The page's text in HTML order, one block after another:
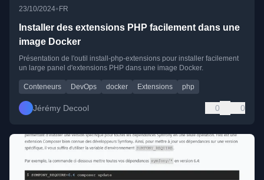
23/10/2024•FR
Installer des extensions PHP facilement dans une
image Docker
Présentation de l'outil install-php-extensions pour installer facilement
un large panel d'extensions PHP dans une image Docker.
Conteneurs DevOps docker Extensions php
Jérémy Decool 0 0